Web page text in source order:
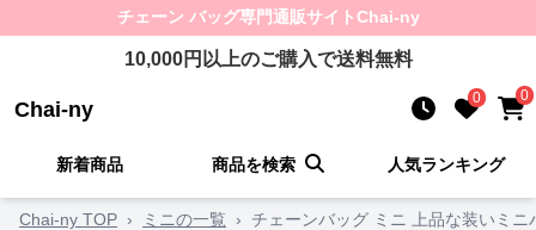
チェーン バッグ専門通販サイトChai-ny
10,000円以上のご購入で送料無料
Chai-ny 0 0
新着商品 商品を検索 人気ランキング
Chai-ny TOP › ミニの一覧 › チェーンバッグ ミニ 上品な装いミニ